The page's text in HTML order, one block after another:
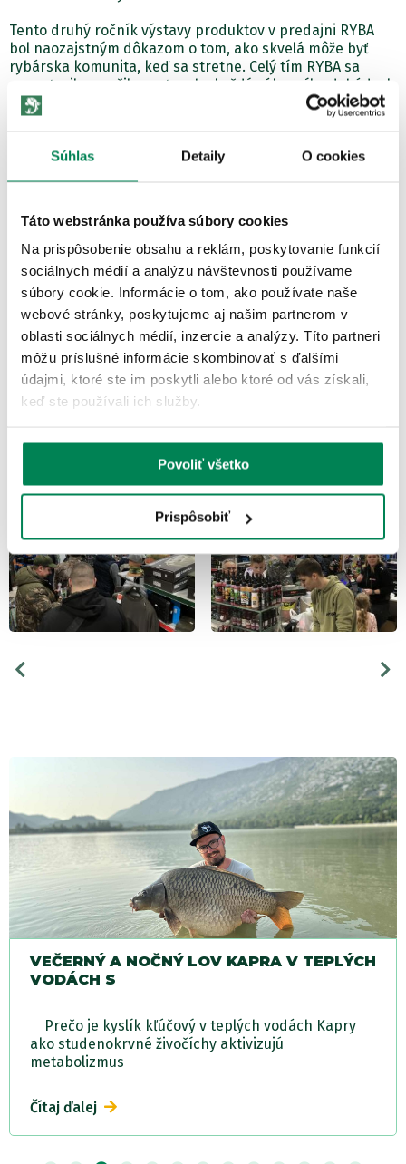
Súhlas Detaily O cookies
Táto webstránka používa súbory cookies
Na prispôsobenie obsahu a reklám, poskytovanie funkcií
sociálnych médií a analýzu návštevnosti používame
súbory cookie. Informácie o tom, ako používate naše
webové stránky, poskytujeme aj našim partnerom v
oblasti sociálnych médií, inzercie a analýzy. Títo partneri
môžu príslušné informácie skombinovať s ďalšími
údajmi, ktoré ste im poskytli alebo ktoré od vás získali,
keď ste používali ich služby.
Povoliť všetko
Prispôsobiť
Tento druhý ročník výstavy produktov v predajni RYBA
bol naozajstným dôkazom o tom, ako skvelá môže byť
rybárska komunita, keď sa stretne. Celý tím RYBA sa
nezastavil a snažil sa o to, aby každý zákazník odchádzal
spokojný a plný nových informácií.
zamestnancom, zákazníkom a vystavovateľom za úžasnú
A nezabudnite si pozrieť fotky z akcie v našej galérii, za
ktoré ďakujeme Majkovi.
Vaše pozitívne ohlasy na Facebooku sú pre nás tou
najlepšou odmenou!
Ešte raz ďakujeme a vidíme sa znova o rok pri 3. ročníku
výstavy v RYBE. Ahoj!
FOTOGALÉRIA
VEČERNÝ A NOČNÝ LOV KAPRA V TEPLÝCH
VODÁCH S
Prečo je kyslík kľúčový v teplých vodách Kapry
ako studenokrvné živočíchy aktivizujú
metabolizmus
Čítaj ďalej